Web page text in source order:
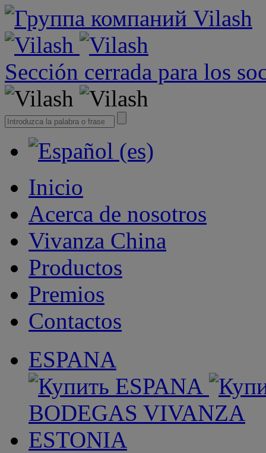
Sección cerrada para los
Inicio
Acerca de nosotros
Vivanza China
Productos
Premios
Contactos
ESPANA
BODEGAS VIVANZA
ESTONIA